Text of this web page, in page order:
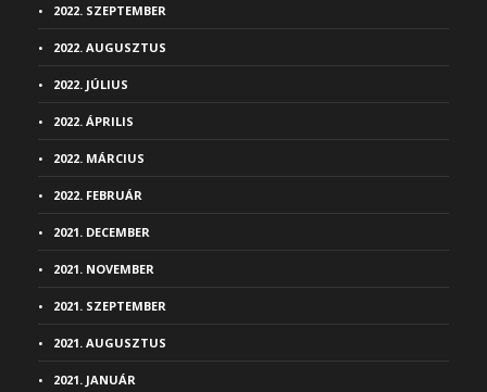
2022. SZEPTEMBER
2022. AUGUSZTUS
2022. JÚLIUS
2022. ÁPRILIS
2022. MÁRCIUS
2022. FEBRUÁR
2021. DECEMBER
2021. NOVEMBER
2021. SZEPTEMBER
2021. AUGUSZTUS
2021. JANUÁR